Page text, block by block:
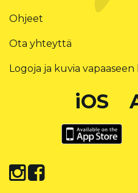
Ohjeet
Ota yhteyttä
Logoja ja kuvia
iOS